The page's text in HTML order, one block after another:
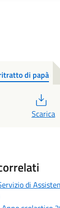
di papà
Scarica
di